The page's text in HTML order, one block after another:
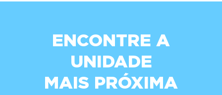
ENCONTRE A
UNIDADE
MAIS PRÓXIMA